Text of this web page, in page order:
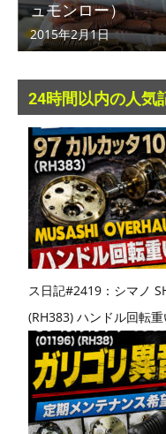
ュモンロー）
2015年2月1日
24時間以内の人気
ス日記#2419：シマノ
(RH383) ハンドル回転